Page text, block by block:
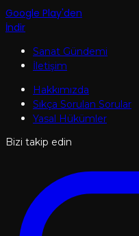
Google Play'den
İndir
Sanat Gündemi
İletişim
Hakkımızda
Sıkça Sorulan Sorular
Yasal Hükümler
Bizi takip edin